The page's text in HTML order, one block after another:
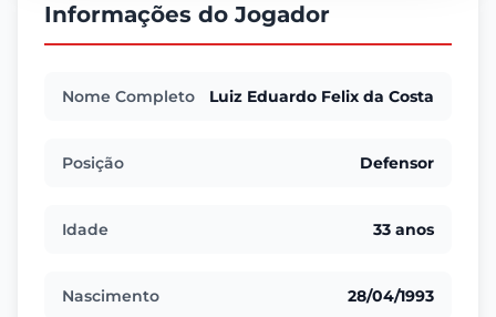
Informações do Jogador
Nome Completo Luiz Eduardo Felix da Costa
Posição Defensor
Idade 33 anos
Nascimento 28/04/1993